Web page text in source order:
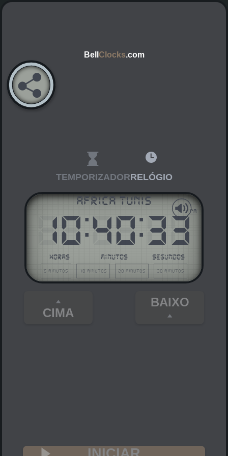
Bell Clocks.com
TEMPORIZADORRELÓGIO
Africa Tunis
10
HORAS
:40
MINUTOS
:33
SEGUNDOS
AM PM
5 minutos 10 minutos 20 minutos 30 minutos
CIMA
BAIXO